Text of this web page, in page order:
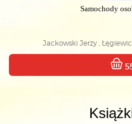
Samochody
Jackowski Jerzy ,